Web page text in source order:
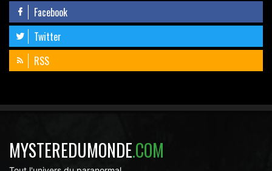
Facebook
Twitter
RSS
MYSTEREDUMONDE.COM